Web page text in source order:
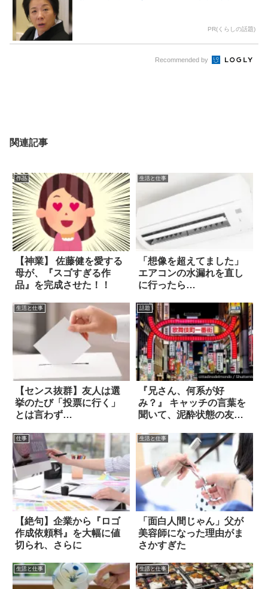
PR(くらしの話題)
Recommended by
関連記事
作品
【神業】 佐藤健を愛する
母が、『スゴすぎる作
品』を完成させた！！
生活と仕事
「想像を超えてました」
エアコンの水漏れを直し
に行ったら…
生活と仕事
【センス抜群】友人は選
挙のたび「投票に行く」
とは言わず…
話題
『兄さん、何系が好
み？』 キャッチの言葉を
聞いて、泥酔状態の友人
仕事
【絶句】企業から『ロゴ
作成依頼料』を大幅に値
切られ、さらに
生活と仕事
「面白人間じゃん」父が
美容師になった理由がま
さかすぎた
生活と仕事 生活と仕事